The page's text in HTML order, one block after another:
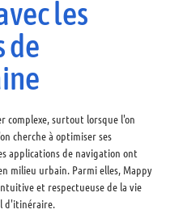
les
de
complexe, surtout lorsque l'on
cherche à optimiser ses
applications de navigation ont
milieu urbain. Parmi elles, Mappy
et respectueuse de la vie
d'itinéraire.